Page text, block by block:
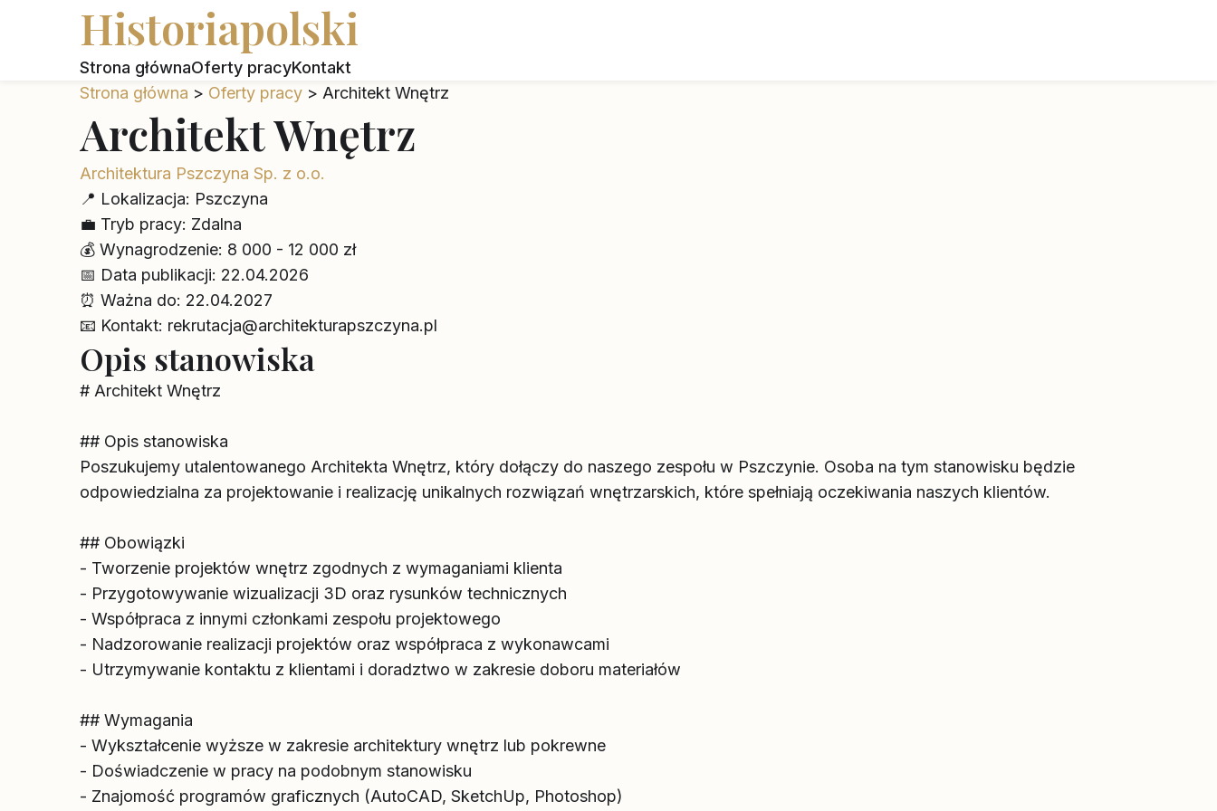
Historiapolski
Strona głównaOferty pracyKontakt
Strona główna > Oferty pracy > Architekt Wnętrz
Architekt Wnętrz
Architektura Pszczyna Sp. z o.o.
📍 Lokalizacja: Pszczyna
💼 Tryb pracy: Zdalna
💰 Wynagrodzenie: 8 000 - 12 000 zł
📅 Data publikacji: 22.04.2026
⏰ Ważna do: 22.04.2027
📧 Kontakt: rekrutacja@architekturapszczyna.pl
Opis stanowiska
# Architekt Wnętrz
## Opis stanowiska
Poszukujemy utalentowanego Architekta Wnętrz, który dołączy do naszego zespołu w Pszczynie. Osoba na tym stanowisku będzie
odpowiedzialna za projektowanie i realizację unikalnych rozwiązań wnętrzarskich, które spełniają oczekiwania naszych klientów.
## Obowiązki
- Tworzenie projektów wnętrz zgodnych z wymaganiami klienta
- Przygotowywanie wizualizacji 3D oraz rysunków technicznych
- Współpraca z innymi członkami zespołu projektowego
- Nadzorowanie realizacji projektów oraz współpraca z wykonawcami
- Utrzymywanie kontaktu z klientami i doradztwo w zakresie doboru materiałów
## Wymagania
- Wykształcenie wyższe w zakresie architektury wnętrz lub pokrewne
- Doświadczenie w pracy na podobnym stanowisku
- Znajomość programów graficznych (AutoCAD, SketchUp, Photoshop)